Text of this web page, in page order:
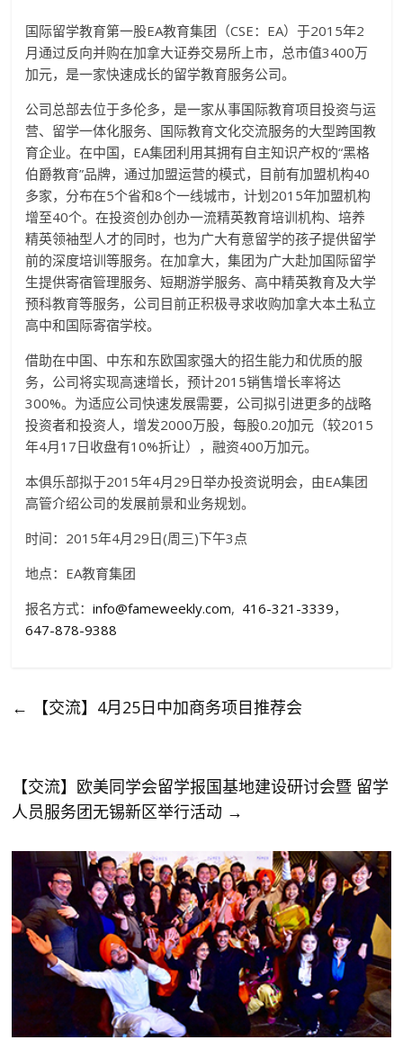
国际留学教育第一股EA教育集团（CSE：EA）于2015年2
月通过反向并购在加拿大证券交易所上市，总市值3400万
加元，是一家快速成长的留学教育服务公司。
公司总部去位于多伦多，是一家从事国际教育项目投资与运
营、留学一体化服务、国际教育文化交流服务的大型跨国教
育企业。在中国，EA集团利用其拥有自主知识产权的“黑格
伯爵教育”品牌，通过加盟运营的模式，目前有加盟机构40
多家，分布在5个省和8个一线城市，计划2015年加盟机构
增至40个。在投资创办创办一流精英教育培训机构、培养
精英领袖型人才的同时，也为广大有意留学的孩子提供留学
前的深度培训等服务。在加拿大，集团为广大赴加国际留学
生提供寄宿管理服务、短期游学服务、高中精英教育及大学
预科教育等服务，公司目前正积极寻求收购加拿大本土私立
高中和国际寄宿学校。
借助在中国、中东和东欧国家强大的招生能力和优质的服
务，公司将实现高速增长，预计2015销售增长率将达
300%。为适应公司快速发展需要，公司拟引进更多的战略
投资者和投资人，增发2000万股，每股0.20加元（较2015
年4月17日收盘有10%折让），融资400万加元。
本俱乐部拟于2015年4月29日举办投资说明会，由EA集团
高管介绍公司的发展前景和业务规划。
时间：2015年4月29日(周三)下午3点
地点：EA教育集团
报名方式：info@fameweekly.com, 416-321-3339，
647-878-9388
← 【交流】4月25日中加商务项目推荐会
【交流】欧美同学会留学报国基地建设研讨会暨 留学
人员服务团无锡新区举行活动 →